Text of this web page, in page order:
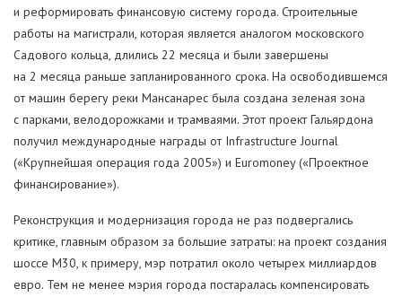
и реформировать финансовую систему города. Строительные
работы на магистрали, которая является аналогом московского
Садового кольца, длились 22 месяца и были завершены
на 2 месяца раньше запланированного срока. На освободившемся
от машин берегу реки Мансанарес была создана зеленая зона
с парками, велодорожками и трамваями. Этот проект Гальярдона
получил международные награды от Infrastructure Journal
(«Крупнейшая операция года 2005») и Euromoney («Проектное
финансирование»).
Реконструкция и модернизация города не раз подвергались
критике, главным образом за большие затраты: на проект создания
шоссе М30, к примеру, мэр потратил около четырех миллиардов
евро. Тем не менее мэрия города постаралась компенсировать